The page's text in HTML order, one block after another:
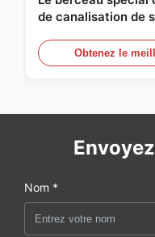
de canalisation de
d'atelier deObtenez le
Nom *